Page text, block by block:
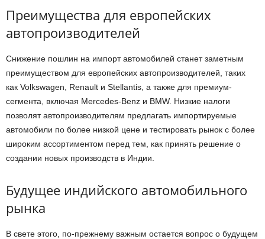
Преимущества для европейских
автопроизводителей
Снижение пошлин на импорт автомобилей станет заметным
преимуществом для европейских автопроизводителей, таких
как Volkswagen, Renault и Stellantis, а также для премиум-
сегмента, включая Mercedes-Benz и BMW. Низкие налоги
позволят автопроизводителям предлагать импортируемые
автомобили по более низкой цене и тестировать рынок с более
широким ассортиментом перед тем, как принять решение о
создании новых производств в Индии.
Будущее индийского автомобильного
рынка
В свете этого, по-прежнему важным остается вопрос о будущем